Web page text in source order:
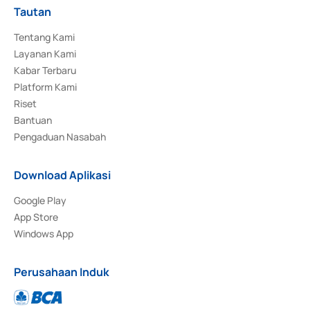
Tautan
Tentang Kami
Layanan Kami
Kabar Terbaru
Platform Kami
Riset
Bantuan
Pengaduan Nasabah
Download Aplikasi
Google Play
App Store
Windows App
Perusahaan Induk